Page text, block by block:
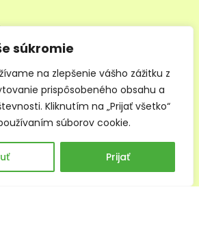
súkromie
na zlepšenie vášho zážitku z
prispôsobeného obsahu a
Kliknutím na „Prijať všetko“
súborov cookie.
Prijať